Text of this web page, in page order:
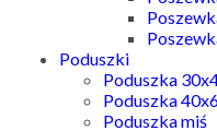
Poduszki
Poduszka
Poduszka
Poduszka miś